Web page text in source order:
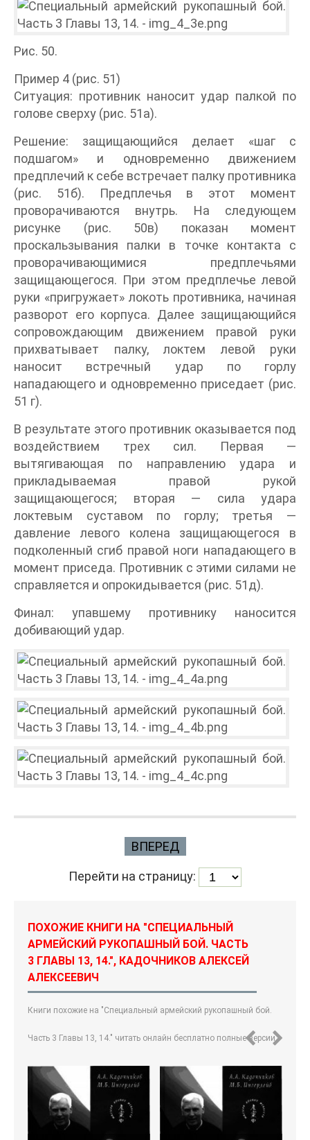
Рис. 50.
Пример 4 (рис. 51)
Ситуация: противник наносит удар палкой по
голове сверху (рис. 51а).
Решение: защищающийся делает «шаг с
подшагом» и одновременно движением
предплечий к себе встречает палку противника
(рис. 51б). Предплечья в этот момент
проворачиваются внутрь. На следующем
рисунке (рис. 50в) показан момент
проскальзывания палки в точке контакта с
проворачивающимися предплечьями
защищающегося. При этом предплечье левой
руки «пригружает» локоть противника, начиная
разворот его корпуса. Далее защищающийся
сопровождающим движением правой руки
прихватывает палку, локтем левой руки
наносит встречный удар по горлу
нападающего и одновременно приседает (рис.
51 г).
В результате этого противник оказывается под
воздействием трех сил. Первая —
вытягивающая по направлению удара и
прикладываемая правой рукой
защищающегося; вторая — сила удара
локтевым суставом по горлу; третья —
давление левого колена защищающегося в
подколенный сгиб правой ноги нападающего в
момент приседа. Противник с этими силами не
справляется и опрокидывается (рис. 51д).
Финал: упавшему противнику наносится
добивающий удар.
ВПЕРЕД
Перейти на страницу:
ПОХОЖИЕ КНИГИ НА "СПЕЦИАЛЬНЫЙ
АРМЕЙСКИЙ РУКОПАШНЫЙ БОЙ. ЧАСТЬ
3 ГЛАВЫ 13, 14.", КАДОЧНИКОВ АЛЕКСЕЙ
АЛЕКСЕЕВИЧ
Книги похожие на "Специальный армейский рукопашный бой.
Часть 3 Главы 13, 14." читать онлайн бесплатно полные версии.